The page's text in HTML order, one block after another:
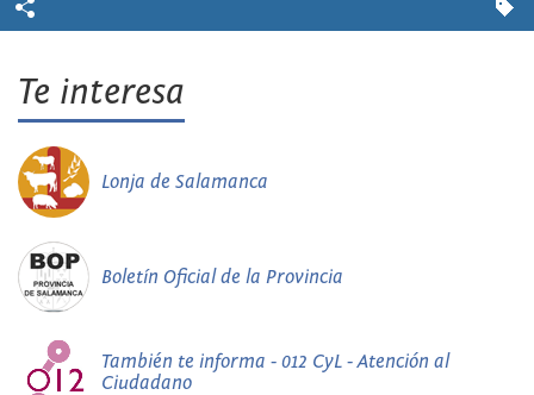
Te interesa
Lonja de Salamanca
Boletín Oficial de la Provincia
También te informa - 012 CyL - Atención al
Ciudadano